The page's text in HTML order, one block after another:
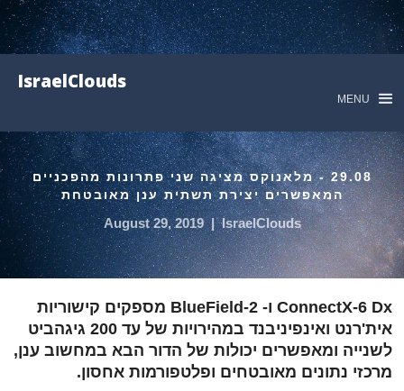
IsraelClouds
MENU
29.08 - מלאנוקס מציגה שני פתרונות מהפכניים
המאפשרים יצירת תשתית ענן מאובטחת
IsraelClouds
|
August 29, 2019
ConnectX-6 Dx ו- BlueField-2 מספקים קישוריות
אית'רנט ואינפיניבנד במהירויות של עד 200 גיגהביט
לשנייה ומאפשרים יכולות של הדור הבא במחשוב ענן,
מרכזי נתונים מאובטחים ופלטפורמות אחסון.